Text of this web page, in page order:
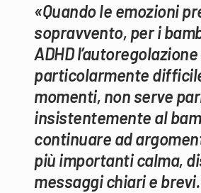
«Quando le emozioni
sopravvento, per i
ADHD
particolarmente
momenti, non serve
insistentemente al
continuare ad
più importanti calma,
messaggi chiari e